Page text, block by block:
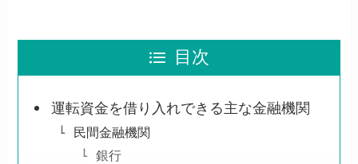
目次
運転資金を借り入れできる主な金融機関
民間金融機関
銀行